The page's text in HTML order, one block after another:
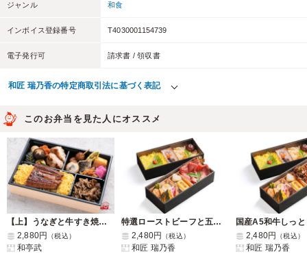
ジャンル 和食
インボイス登録番号 T4030001154739
電子発行可 請求書 / 領収書
和匠 瑞乃香の特定商取引法に基づく表記
このお弁当を見た人にオススメ
【上】うなぎと牛すき焼き・鶏の照り焼き御膳
2,880円
（税込）
和亭武
特選ローストビーフと五目炊き込み二段懐石御膳
2,480円
（税込）
和匠 瑞乃香
2,480円 （税込）
和匠 瑞乃香